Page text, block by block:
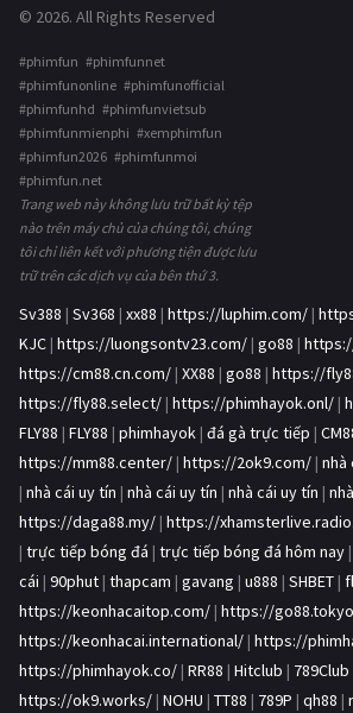
© 2026. All Rights Reserved
#phimfun #phimfunnet
#phimfunonline #phimfunofficial
#phimfunhd #phimfunvietsub
#phimfunmienphi #xemphimfun
#phimfun2026 #phimfunmoi
#phimfun.net
Trang web này không lưu trữ bất kỳ tệp
nào trên máy chủ của chúng tôi, chúng
tôi chỉ liên kết với phương tiện được lưu
trữ trên các dịch vụ của bên thứ 3.
Sv388 | Sv368 | xx88 | https://luphim.com/ |
KJC | https://luongsontv23.com/ | go88 |
https://cm88.cn.com/ | XX88 | go88 | https://
https://fly88.select/ | https://phimhayok.onl/ |
FLY88 | FLY88 | phimhayok | đá gà trực tiếp |
https://mm88.center/ | https://2ok9.com/ | nhà
| nhà cái uy tín | nhà cái uy tín | nhà cái uy tín |
https://daga88.my/ | https://
| trực tiếp bóng đá | trực tiếp bóng đá hôm nay |
cái | 90phut | thapcam | gavang | u888 | SHBET |
https://keonhacaitop.com/ | https://
https://keonhacai.international/ | https://
https://phimhayok.co/ | RR88 | Hitclub | 789Club
https://ok9.works/ | NOHU | TT88 | 789P | qh88 |